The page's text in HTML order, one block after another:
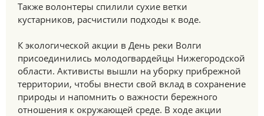
Также волонтеры спилили сухие ветки
кустарников, расчистили подходы к воде.
К экологической акции в День реки Волги
присоединились молодогвардейцы Нижегородской
области. Активисты вышли на уборку прибрежной
территории, чтобы внести свой вклад в сохранение
природы и напомнить о важности бережного
отношения к окружающей среде. В ходе акции